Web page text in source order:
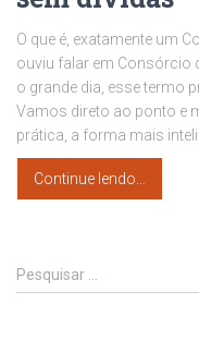
O que é, exatamente um
ouviu falar em Consórcio
o grande dia, esse termo
Vamos direto ao ponto e
prática, a forma mais
Continue lendo…
P
e
Pesquisar …